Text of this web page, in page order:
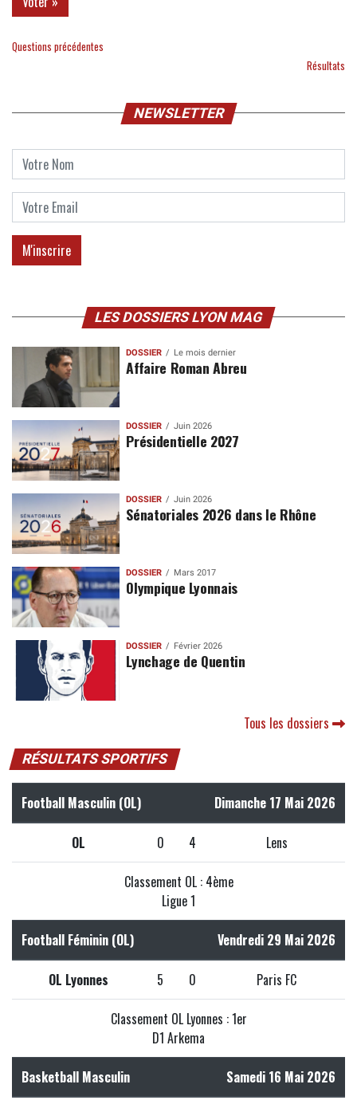
Questions précédentes
Résultats
NEWSLETTER
LES DOSSIERS LYON MAG
DOSSIER Le mois dernier
Affaire Roman Abreu
DOSSIER Juin 2026
Présidentielle 2027
DOSSIER Juin 2026
Sénatoriales 2026 dans le Rhône
DOSSIER Mars 2017
Olympique Lyonnais
DOSSIER Février 2026
Lynchage de Quentin
Tous les dossiers
RÉSULTATS SPORTIFS
Football Masculin (OL) Dimanche 17 Mai 2026
OL 0 4 Lens
Classement OL : 4ème
Ligue 1
Football Féminin (OL) Vendredi 29 Mai 2026
OL Lyonnes 5 0 Paris FC
Classement OL Lyonnes : 1er
D1 Arkema
Basketball Masculin Samedi 16 Mai 2026